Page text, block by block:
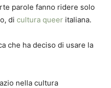
parole fanno ridere solo
di cultura queer italiana.
che ha deciso di usare la
nella cultura